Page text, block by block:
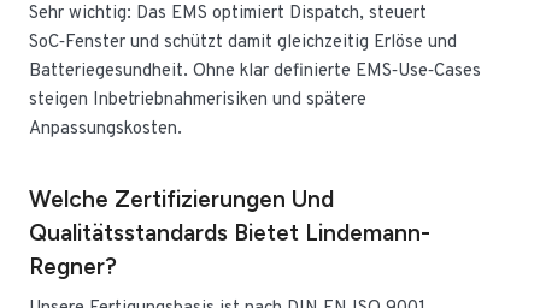
Sehr wichtig: Das EMS optimiert Dispatch, steuert
SoC‑Fenster und schützt damit gleichzeitig Erlöse und
Batteriegesundheit. Ohne klar definierte EMS‑Use‑Cases
steigen Inbetriebnahmerisiken und spätere
Anpassungskosten.
Welche Zertifizierungen Und
Qualitätsstandards Bietet Lindemann-
Regner?